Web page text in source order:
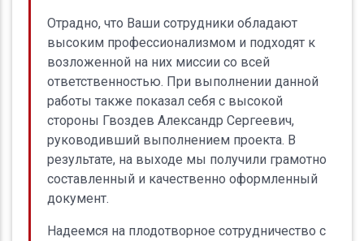
Отрадно, что Ваши сотрудники обладают
высоким профессионализмом и подходят к
возложенной на них миссии со всей
ответственностью. При выполнении данной
работы также показал себя с высокой
стороны Гвоздев Александр Сергеевич,
руководивший выполнением проекта. В
результате, на выходе мы получили грамотно
составленный и качественно оформленный
документ.
Надеемся на плодотворное сотрудничество с